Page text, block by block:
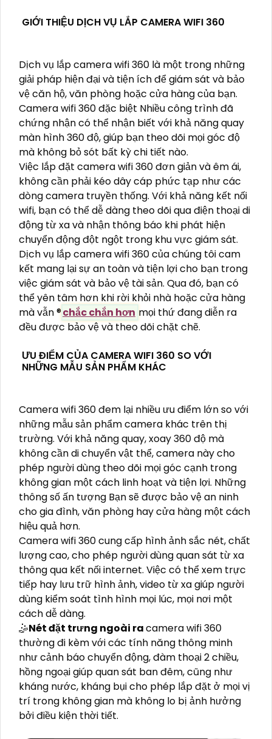
GIỚI THIỆU DỊCH VỤ LẮP CAMERA WIFI 360
Dịch vụ lắp camera wifi 360 là một trong những
giải pháp hiện đại và tiện ích để giám sát và bảo
vệ căn hộ, văn phòng hoặc cửa hàng của bạn.
Camera wifi 360 đặc biệt Nhiều công trình đã
chứng nhận có thể nhận biết với khả năng quay
màn hình 360 độ, giúp bạn theo dõi mọi góc độ
mà không bỏ sót bất kỳ chi tiết nào.
Việc lắp đặt camera wifi 360 đơn giản và êm ái,
không cần phải kéo dây cáp phức tạp như các
dòng camera truyền thống. Với khả năng kết nối
wifi, bạn có thể dễ dàng theo dõi qua điện thoại di
động từ xa và nhận thông báo khi phát hiện
chuyển động đột ngột trong khu vực giám sát.
Dịch vụ lắp camera wifi 360 của chúng tôi cam
kết mang lại sự an toàn và tiện lợi cho bạn trong
việc giám sát và bảo vệ tài sản. Qua đó, bạn có
thể yên tâm hơn khi rời khỏi nhà hoặc cửa hàng
mà vẫn ®️chắc chắn hơn mọi thứ đang diễn ra
đều được bảo vệ và theo dõi chặt chẽ.
ƯU ĐIỂM CỦA CAMERA WIFI 360 SO VỚI
NHỮNG MẪU SẢN PHẨM KHÁC
Camera wifi 360 đem lại nhiều ưu điểm lớn so với
những mẫu sản phẩm camera khác trên thị
trường. Với khả năng quay, xoay 360 độ mà
không cần di chuyển vật thể, camera này cho
phép người dùng theo dõi mọi góc cạnh trong
không gian một cách linh hoạt và tiện lợi. Những
thông số ấn tượng Bạn sẽ được bảo vệ an ninh
cho gia đình, văn phòng hay cửa hàng một cách
hiệu quả hơn.
Camera wifi 360 cung cấp hình ảnh sắc nét, chất
lượng cao, cho phép người dùng quan sát từ xa
thông qua kết nối internet. Việc có thể xem trực
tiếp hay lưu trữ hình ảnh, video từ xa giúp người
dùng kiểm soát tình hình mọi lúc, mọi nơi một
cách dễ dàng.
🤹Nét đặt trưng ngoài racamera wifi 360
thường đi kèm với các tính năng thông minh
như cảnh báo chuyển động, đàm thoại 2 chiều,
hồng ngoại giúp quan sát ban đêm, cũng như
kháng nước, kháng bụi cho phép lắp đặt ở mọi vị
trí trong không gian mà không lo bị ảnh hưởng
bởi điều kiện thời tiết.